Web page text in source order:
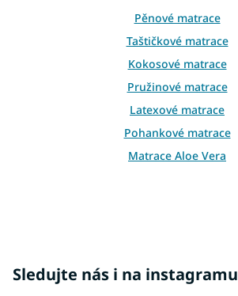
p
r
v
k
y
v
ý
p
i
s
Pěnové matrace
Taštičkové matrace
Kokosové matrace
Pružinové matrace
Latexové matrace
Pohankové matrace
Matrace Aloe Vera
Sledujte nás i na instagramu